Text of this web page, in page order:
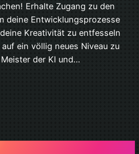
Erhalte Zugang zu den
deine Entwicklungsprozesse
Kreativität zu entfesseln
ein völlig neues Niveau zu
der KI und…